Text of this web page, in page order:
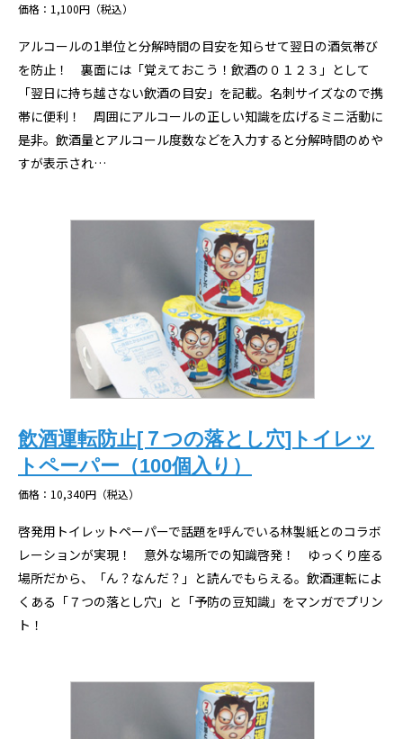
価格：1,100円（税込）
アルコールの1単位と分解時間の目安を知らせて翌日の酒気帯び
を防止！ 裏面には「覚えておこう！飲酒の０１２３」として
「翌日に持ち越さない飲酒の目安」を記載。名刺サイズなので携
帯に便利！ 周囲にアルコールの正しい知識を広げるミニ活動に
是非。飲酒量とアルコール度数などを入力すると分解時間のめや
すが表示され…
飲酒運転防止[７つの落とし穴]トイレッ
トペーパー（100個入り）
価格：10,340円（税込）
啓発用トイレットペーパーで話題を呼んでいる林製紙とのコラボ
レーションが実現！ 意外な場所での知識啓発！ ゆっくり座る
場所だから、「ん？なんだ？」と読んでもらえる。飲酒運転によ
くある「７つの落とし穴」と「予防の豆知識」をマンガでプリン
ト！